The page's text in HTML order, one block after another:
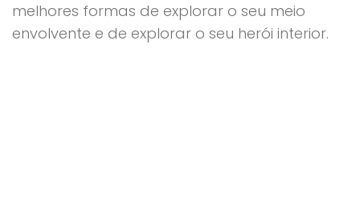
melhores formas de explorar o seu meio
envolvente e de explorar o seu herói interior.